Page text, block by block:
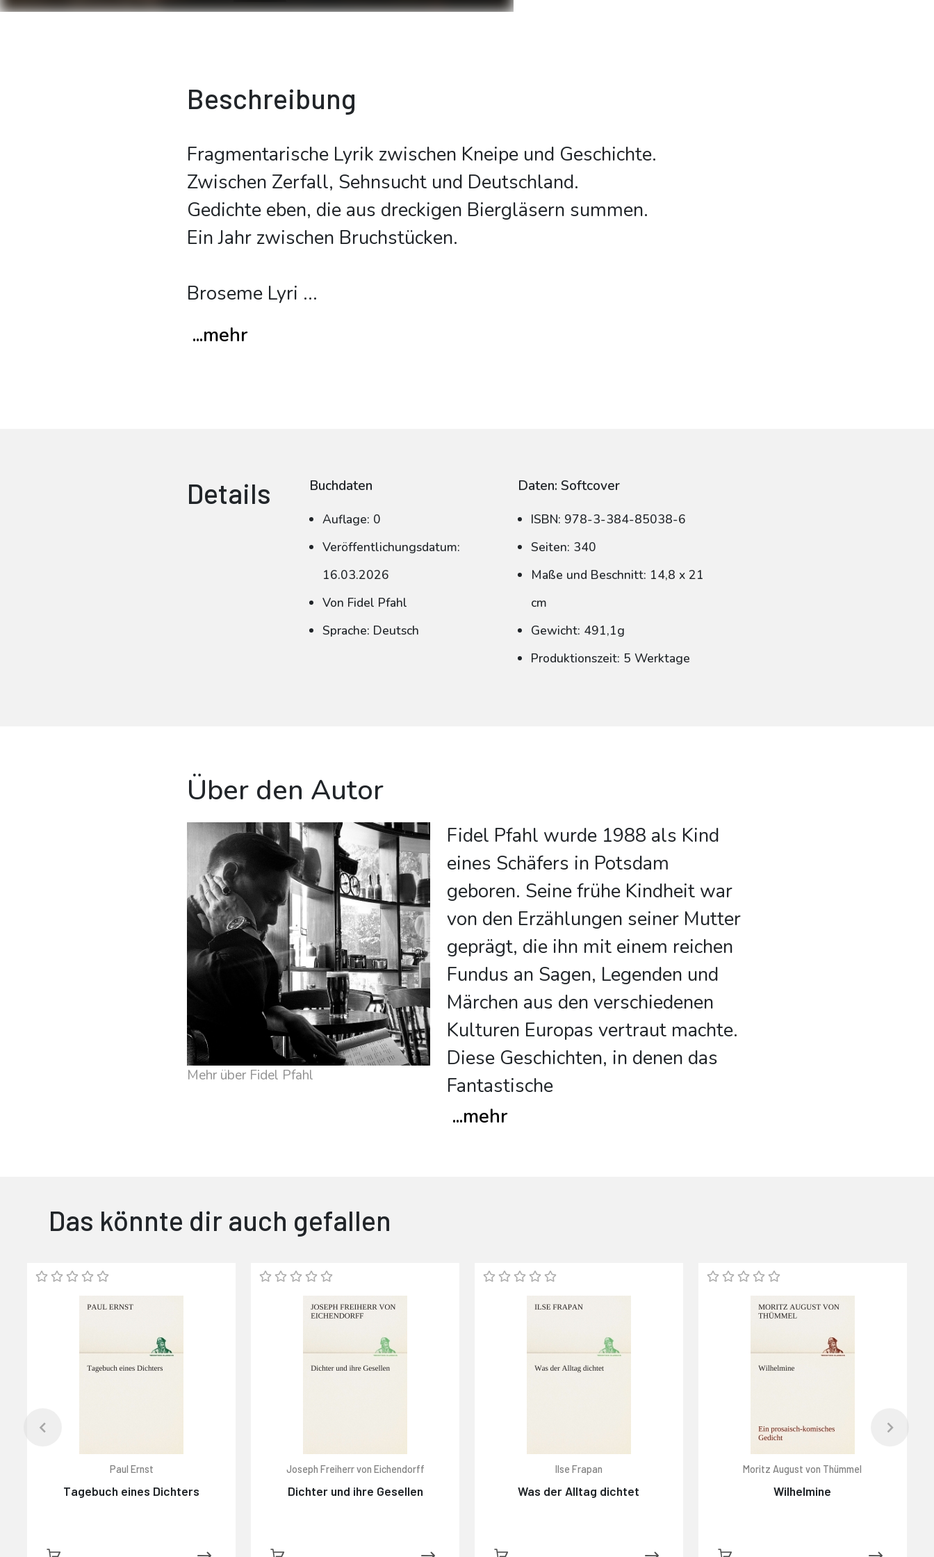
Beschreibung
Fragmentarische Lyrik zwischen Kneipe und Geschichte.
Zwischen Zerfall, Sehnsucht und Deutschland.
Gedichte eben, die aus dreckigen Biergläsern summen.
Ein Jahr zwischen Bruchstücken.
Broseme Lyri ...
...mehr
Details Buchdaten
Auflage: 0
Veröffentlichungsdatum:
16.03.2026
Von Fidel Pfahl
Sprache: Deutsch
Daten: Softcover
ISBN: 978-3-384-85038-6
Seiten: 340
Maße und Beschnitt: 14,8 x 21
cm
Gewicht: 491,1g
Produktionszeit: 5 Werktage
Über den Autor
Mehr über Fidel Pfahl
Fidel Pfahl wurde 1988 als Kind
eines Schäfers in Potsdam
geboren. Seine frühe Kindheit war
von den Erzählungen seiner Mutter
geprägt, die ihn mit einem reichen
Fundus an Sagen, Legenden und
Märchen aus den verschiedenen
Kulturen Europas vertraut machte.
Diese Geschichten, in denen das
Fantastische
...mehr
Das könnte dir auch gefallen
Paul Ernst
Tagebuch eines Dichters
Joseph Freiherr von Eichendorff
Dichter und ihre Gesellen
Ilse Frapan
Was der Alltag dichtet
Moritz August von Thümmel
Wilhelmine